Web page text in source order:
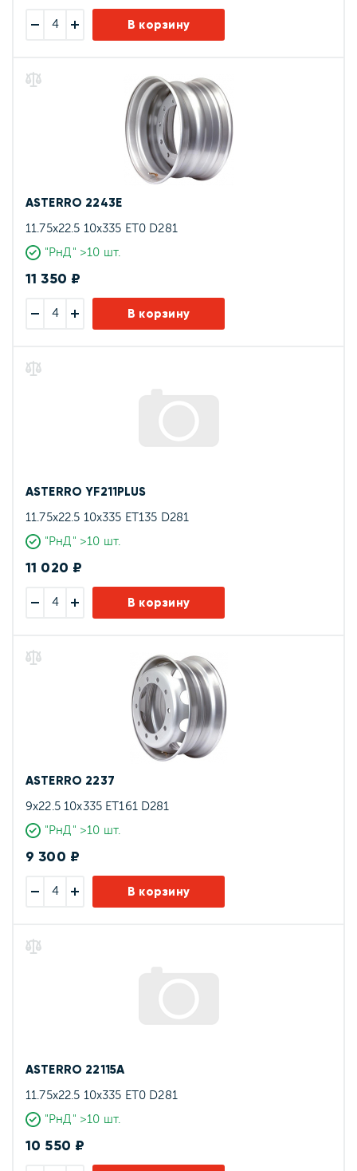
В корзину
ASTERRO 2243E
11.75x22.5 10x335 ET0 D281
"РнД" >10 шт.
11 350 ₽
В корзину
ASTERRO YF211PLUS
11.75x22.5 10x335 ET135 D281
"РнД" >10 шт.
11 020 ₽
В корзину
ASTERRO 2237
9x22.5 10x335 ET161 D281
"РнД" >10 шт.
9 300 ₽
В корзину
ASTERRO 22115A
11.75x22.5 10x335 ET0 D281
"РнД" >10 шт.
10 550 ₽